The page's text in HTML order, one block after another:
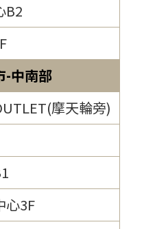
B2
-中南部
摩天輪旁)
心3F